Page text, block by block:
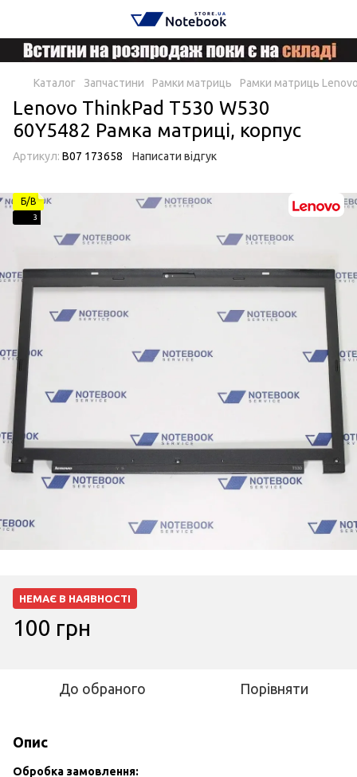
Каталог Запчастини Рамки матриць Рамки матриць
Lenovo ThinkPad T530 W530
60Y5482 Рамка матриці, корпус
Артикул: B07 173658 Написати відгук
Б/В
3
НЕМАЄ В НАЯВНОСТІ
100 грн
До обраного Порівняти
Опис
Обробка замовлення: